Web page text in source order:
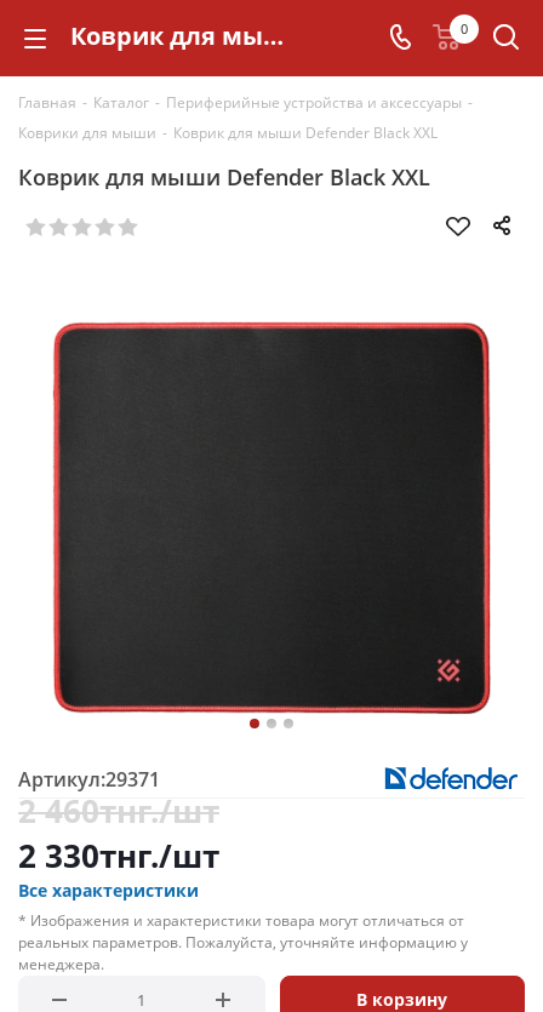
Коврик для мыши Defender Black XXL 0
Главная - Каталог - Периферийные устройства и аксессуары -
Коврики для мыши - Коврик для мыши Defender Black XXL
Коврик для мыши Defender Black XXL
Артикул:29371
2 460тнг./шт
2 330тнг./шт
Все характеристики
* Изображения и характеристики товара могут отличаться от
реальных параметров. Пожалуйста, уточняйте информацию у
менеджера.
В корзину